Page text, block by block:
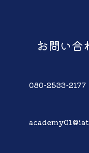
お問い合
080-2533-2177